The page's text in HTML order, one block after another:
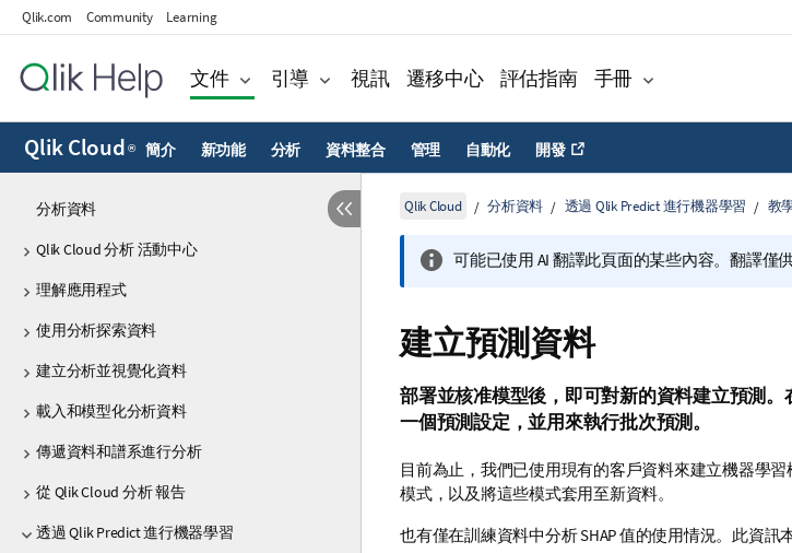
Qlik.com Community Learning
文件 引導 視訊 遷移中心 評估指南 手冊
Qlik Cloud ® 簡介 新功能 分析 資料整合 管理 自動化 開發
分析資料
Qlik Cloud 分析 活動中心
理解應用程式
使用分析探索資料
建立分析並視覺化資料
載入和模型化分析資料
傳遞資料和譜系進行分析
從 Qlik Cloud 分析 報告
透過 Qlik Predict 進行機器學習
Qlik Cloud 分析資料 透過 Qlik Predict 進行機器學習 教
可能已使用 AI 翻譯此頁面的某些內容。翻譯僅
建立預測資料
部署並核准模型後，即可對新的資料建立預測
一個預測設定，並用來執行批次預測。
目前為止，我們已使用現有的客戶資料來建立機器學
模式，以及將這些模式套用至新資料。
也有僅在訓練資料中分析 SHAP 值的使用情況。此資訊